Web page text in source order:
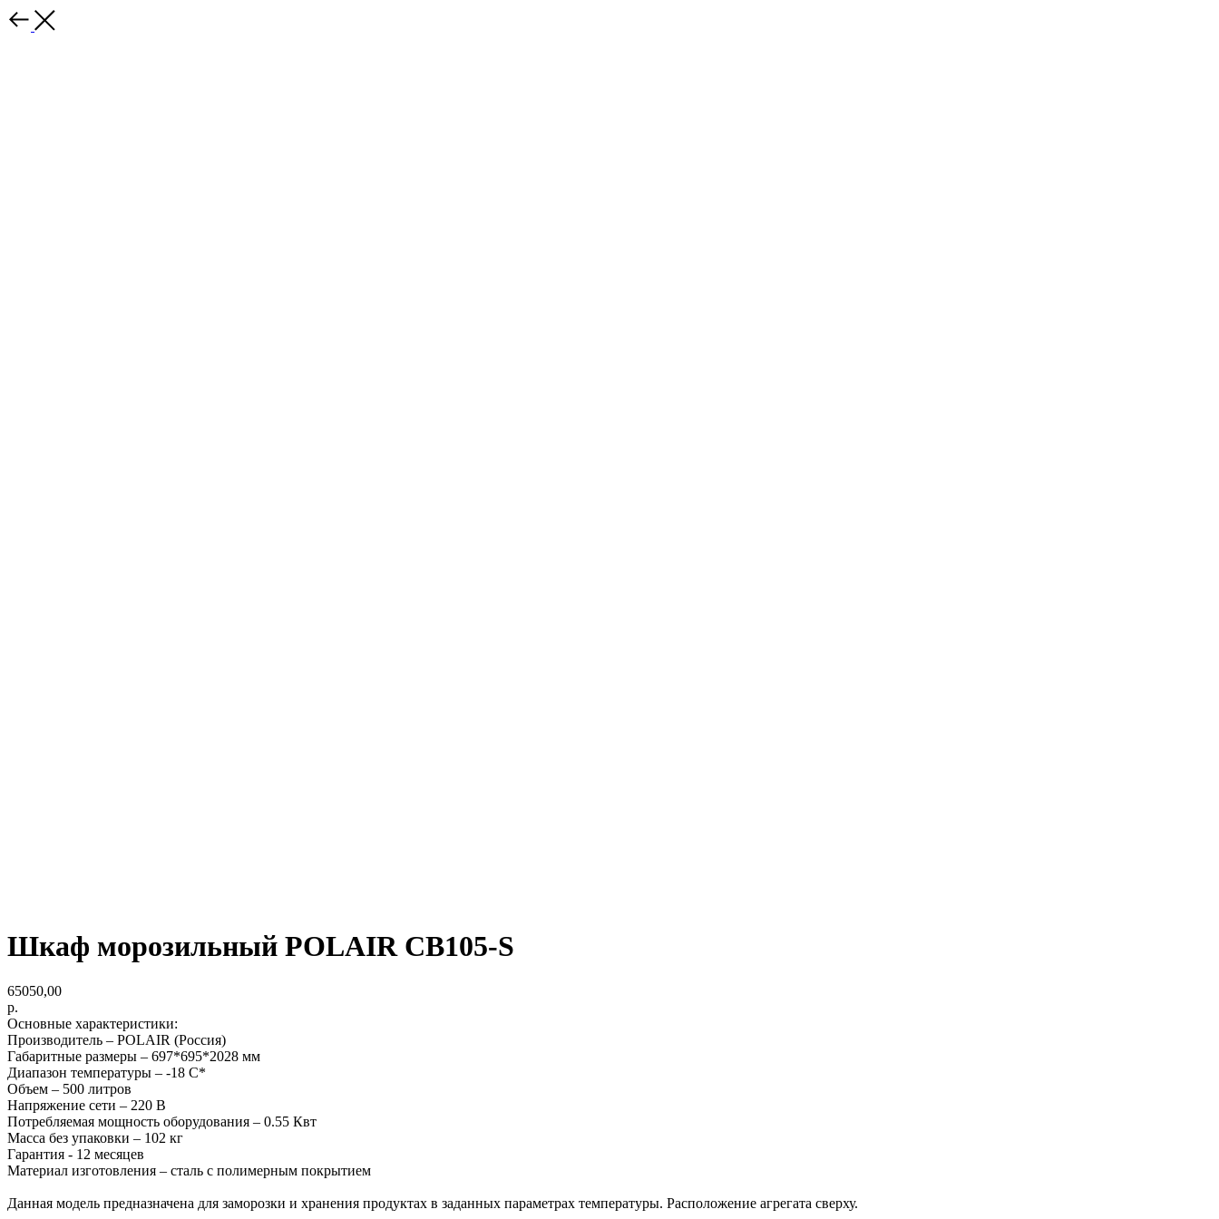
Шкаф морозильный POLAIR CB105-S
65050,00
р.
Основные характеристики:
Производитель – POLAIR (Россия)
Габаритные размеры – 697*695*2028 мм
Диапазон температуры – -18 С*
Объем – 500 литров
Напряжение сети – 220 В
Потребляемая мощность оборудования – 0.55 Квт
Масса без упаковки – 102 кг
Гарантия - 12 месяцев
Материал изготовления – сталь с полимерным покрытием
Данная модель предназначена для заморозки и хранения продуктах в заданных параметрах температуры. Расположение агрегата сверху.